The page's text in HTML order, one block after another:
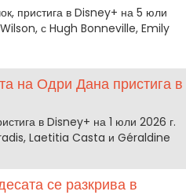
пристига в Disney+ на 5 юли
с Hugh Bonneville, Emily
на Одри Дана пристига в
в Disney+ на 1 юли 2026 г.
Laetitia Casta и Géraldine
се разкрива в